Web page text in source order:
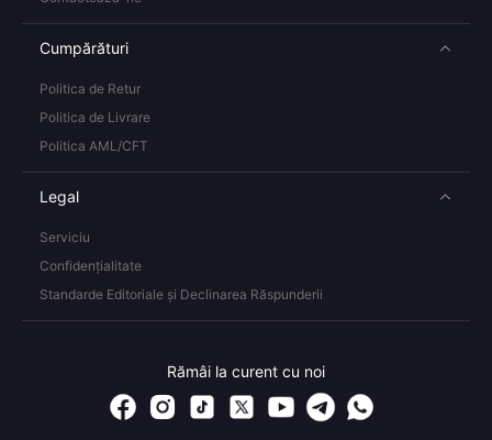
Cumpărături
Politica de Retur
Politica de Livrare
Politica AML/CFT
Legal
Serviciu
Confidențialitate
Standarde Editoriale și Declinarea Răspunderii
Rămâi la curent cu noi